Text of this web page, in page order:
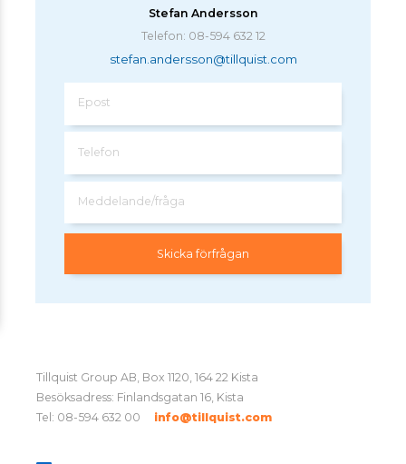
Stefan Andersson
Telefon: 08-594 632 12
stefan.andersson@tillquist.com
Epost
Telefon
Meddelande/fråga
Tillquist Group AB, Box 1120, 164 22 Kista
Besöksadress: Finlandsgatan 16, Kista
Tel: 08-594 632 00
info@tillquist.com